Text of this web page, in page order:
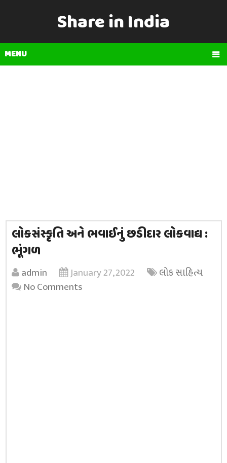
Share in India
MENU
લોકસંસ્કૃતિ અને ભવાઈનું છડીદાર લોકવાદ્ય :
ભૂંગળ
admin January 27, 2022
લોક સાહિત્ય
No Comments